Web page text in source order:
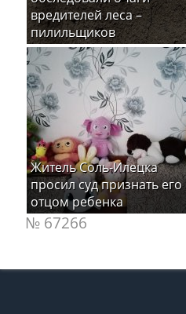
вредителей леса –
пилильщиков
Житель Соль-Илецка
просил суд признать его
отцом ребенка
№ 67266